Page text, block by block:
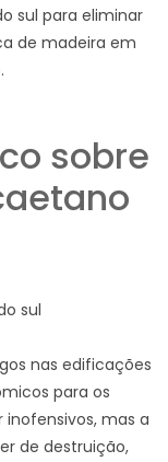
sul para eliminar
de madeira em
sobre
sul
nas edificações
para os
inofensivos, mas a
de destruição,